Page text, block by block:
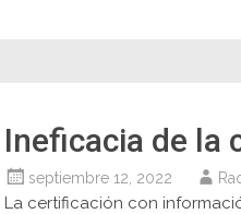
Ineficacia de la
septiembre 12, 2022
La certificación con